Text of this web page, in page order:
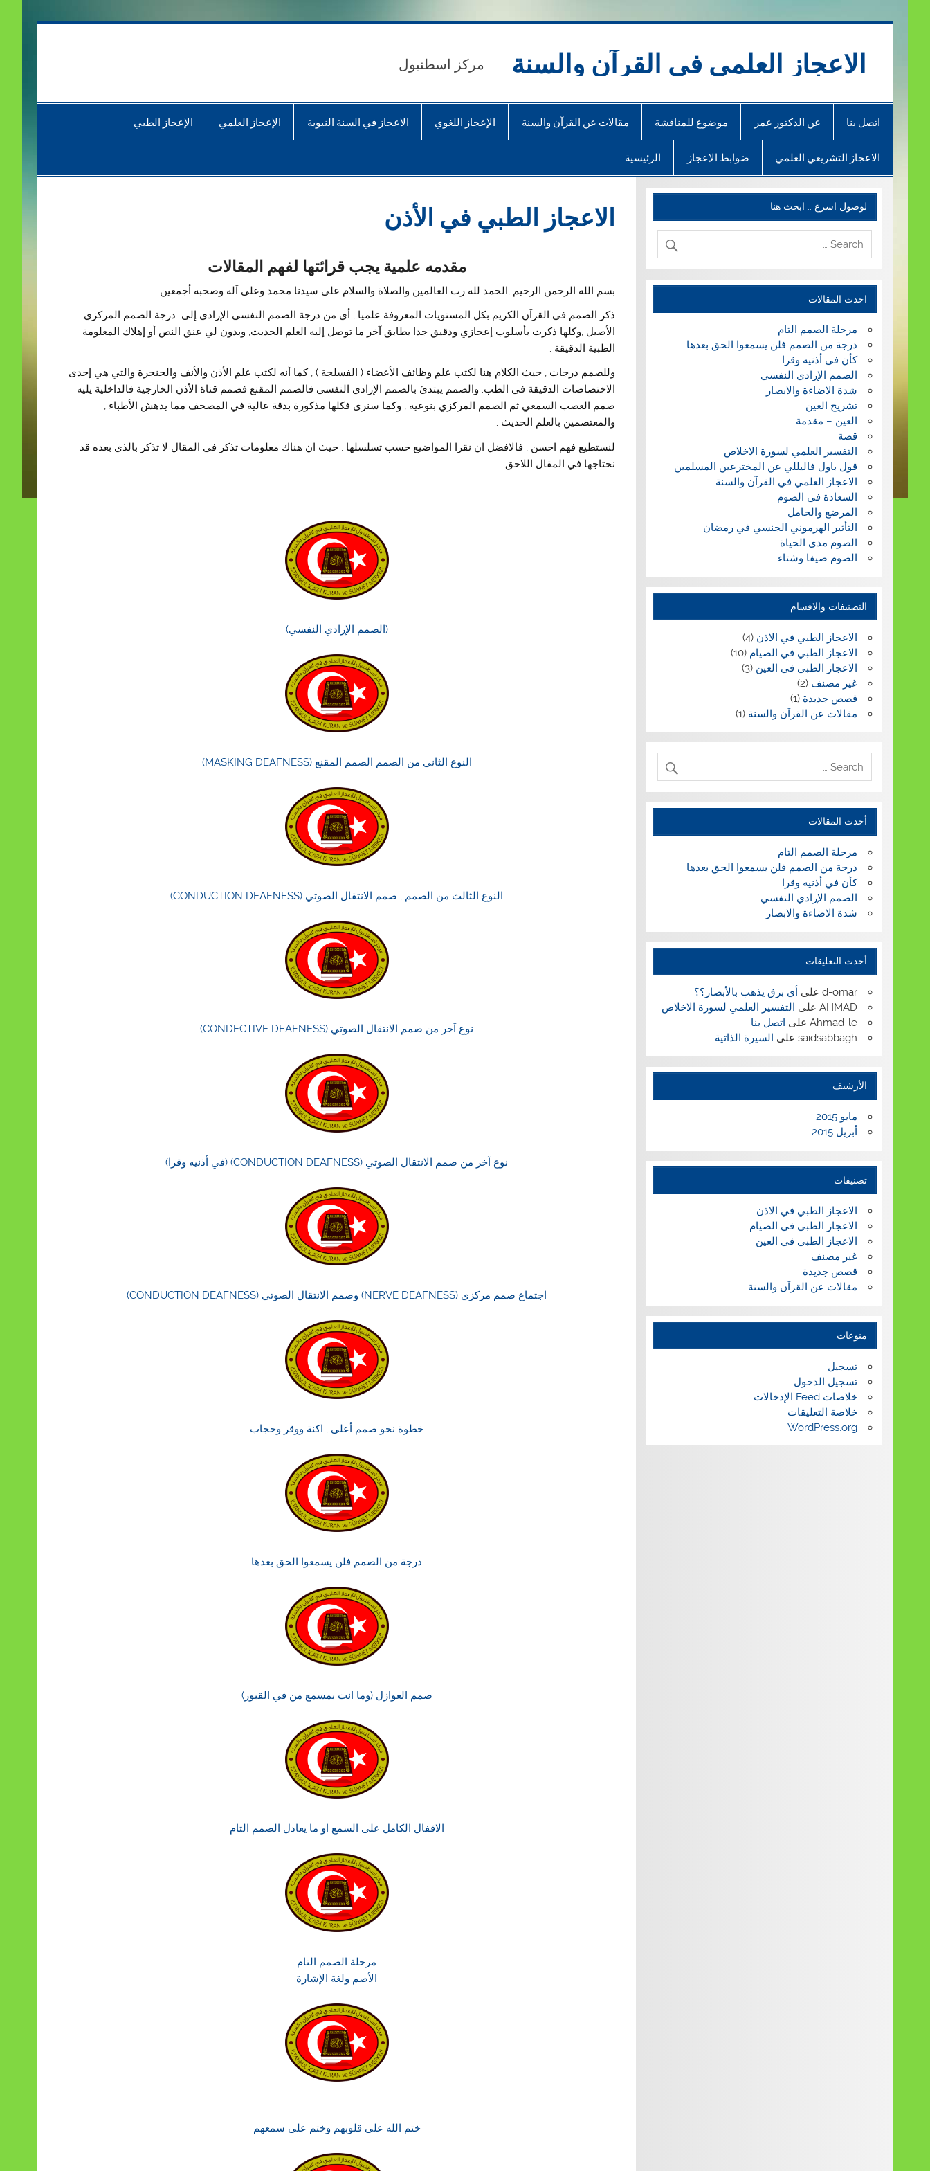
الاعجاز العلمي في القرآن والسنة مركز اسطنبول
اتصل بنا عن الدكتور عمر موضوع للمناقشة مقالات عن القرآن والسنة الإعجاز اللغوي الاعجاز في السنة النبوية الإعجاز العلمي الإعجاز الطبي
الاعجاز التشريعي العلمي ضوابط الإعجاز الرئيسية
الاعجاز الطبي في الأذن
مقدمه علمية يجب قرائتها لفهم المقالات
بسم الله الرحمن الرحيم ,الحمد لله رب العالمين والصلاة والسلام على سيدنا محمد وعلى آله وصحبه أجمعين
ذكر الصمم في القرآن الكريم بكل المستويات المعروفة علميا , أي من درجة الصمم النفسي الإرادي إلى درجة الصمم المركزي
الأصيل ,وكلها ذكرت بأسلوب إعجازي ودقيق جدا يطابق آخر ما توصل إليه العلم الحديث, وبدون لي عنق النص أو إهلاك المعلومة
الطبية الدقيقة .
وللصمم درجات , حيث الكلام هنا لكتب علم وظائف الأعضاء ( الفسلجة ) , كما أنه لكتب علم الأذن والأنف والحنجرة والتي هي إحدى
الاختصاصات الدقيقة في الطب. والصمم يبتدئ بالصمم الإرادي النفسي فالصمم المقنع فصمم قناة الأذن الخارجية فالداخلية يليه
صمم العصب السمعي ثم الصمم المركزي بنوعيه , وكما سنرى فكلها مذكورة بدقة عالية في المصحف مما يدهش الأطباء ,
والمعتصمين بالعلم الحديث .
لنستطيع فهم احسن , فالافضل ان نقرا المواضيع حسب تسلسلها , حيث ان هناك معلومات تذكر في المقال لا تذكر بالذي بعده قد
نحتاجها في المقال اللاحق .
(الصمم الإرادي النفسي)
النوع الثاني من الصمم الصمم المقنع (MASKING DEAFNESS)
النوع الثالث من الصمم , صمم الانتقال الصوتي (CONDUCTION DEAFNESS)
نوع آخر من صمم الانتقال الصوتي (CONDECTIVE DEAFNESS)
نوع آخر من صمم الانتقال الصوتي (CONDUCTION DEAFNESS) (في أذنيه وقرا)
اجتماع صمم مركزي (NERVE DEAFNESS) وصمم الانتقال الصوتي (CONDUCTION DEAFNESS)
خطوة نحو صمم أعلى , اكنة ووقر وحجاب
درجة من الصمم فلن يسمعوا الحق بعدها
صمم العوازل (وما انت بمسمع من في القبور)
الاقفال الكامل على السمع او ما يعادل الصمم التام
مرحلة الصمم التام
الأصم ولغة الإشارة
ختم الله على قلوبهم وختم على سمعهم
لوصول اسرع .. ابحث هنا
احدث المقالات
مرحلة الصمم التام
درجة من الصمم فلن يسمعوا الحق بعدها
كأن في أذنيه وقرا
الصمم الإرادي النفسي
شدة الاضاءة والابصار
تشريح العين
العين – مقدمة
قصة
التفسير العلمي لسورة الاخلاص
قول باول فاليللي عن المخترعين المسلمين
الاعجاز العلمي في القرآن والسنة
السعادة في الصوم
المرضع والحامل
التأثير الهرموني الجنسي في رمضان
الصوم مدى الحياة
الصوم صيفا وشتاء
التصنيفات والاقسام
الاعجاز الطبي في الاذن (4)
الاعجاز الطبي في الصيام (10)
الاعجاز الطبي في العين (3)
غير مصنف (2)
قصص جديدة (1)
مقالات عن القرآن والسنة (1)
أحدث المقالات
مرحلة الصمم التام
درجة من الصمم فلن يسمعوا الحق بعدها
كأن في أذنيه وقرا
الصمم الإرادي النفسي
شدة الاضاءة والابصار
أحدث التعليقات
d-omar على أي برق يذهب بالأبصار؟؟
AHMAD على التفسير العلمي لسورة الاخلاص
Ahmad-le على اتصل بنا
saidsabbagh على السيرة الذاتية
الأرشيف
مايو 2015
أبريل 2015
تصنيفات
الاعجاز الطبي في الاذن
الاعجاز الطبي في الصيام
الاعجاز الطبي في العين
غير مصنف
قصص جديدة
مقالات عن القرآن والسنة
منوعات
تسجيل
تسجيل الدخول
خلاصات Feed الإدخالات
خلاصة التعليقات
WordPress.org